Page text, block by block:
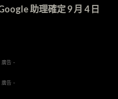
助理確定 9 月 4 日
廣告 -
廣告 -